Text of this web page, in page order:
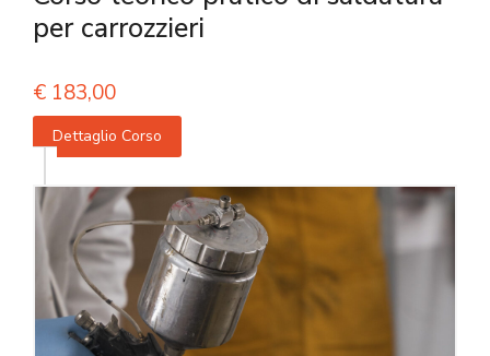
per carrozzieri
€ 183,00
Dettaglio Corso